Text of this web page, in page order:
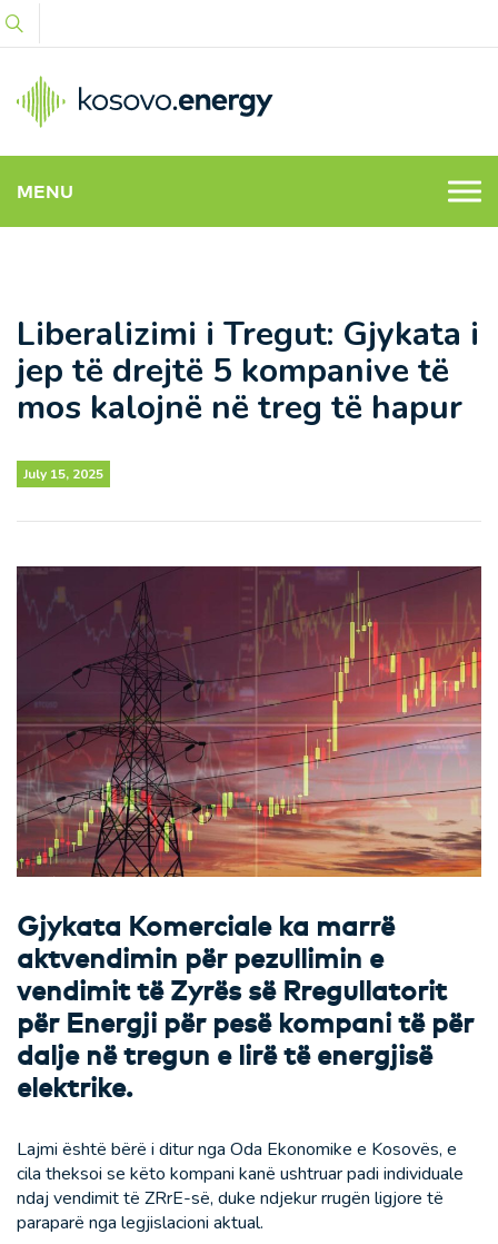
MENU
Liberalizimi i Tregut: Gjykata i
jep të drejtë 5 kompanive të
mos kalojnë në treg të hapur
July 15, 2025
Gjykata Komerciale ka marrë
aktvendimin për pezullimin e
vendimit të Zyrës së Rregullatorit
për Energji për pesë kompani të për
dalje në tregun e lirë të energjisë
elektrike.
Lajmi është bërë i ditur nga Oda Ekonomike e Kosovës, e
cila theksoi se këto kompani kanë ushtruar padi individuale
ndaj vendimit të ZRrE-së, duke ndjekur rrugën ligjore të
paraparë nga legjislacioni aktual.